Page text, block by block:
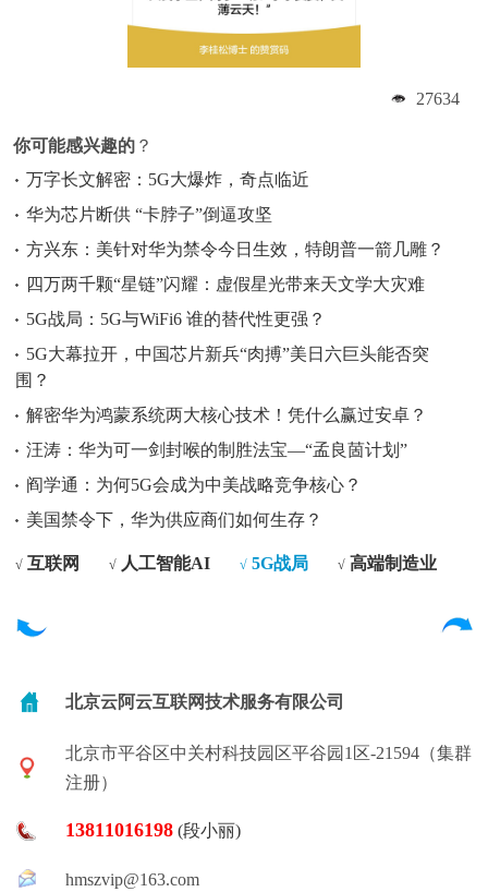
27634
你可能感兴趣的 ？
万字长文解密：5G大爆炸，奇点临近
华为芯片断供 “卡脖子”倒逼攻坚
方兴东：美针对华为禁令今日生效，特朗普一箭几雕？
四万两千颗“星链”闪耀：虚假星光带来天文学大灾难
5G战局：5G与WiFi6 谁的替代性更强？
5G大幕拉开，中国芯片新兵“肉搏”美日六巨头能否突
围？
解密华为鸿蒙系统两大核心技术！凭什么赢过安卓？
汪涛：华为可一剑封喉的制胜法宝—“孟良䓢计划”
阎学通：为何5G会成为中美战略竞争核心？
美国禁令下，华为供应商们如何生存？
√ 互联网 √ 人工智能AI √ 5G战局 √ 高端制造业
北京云阿云互联网技术服务有限公司
北京市平谷区中关村科技园区平谷园1区-21594（集群
注册）
13811016198 (段小丽)
hmszvip@163.com